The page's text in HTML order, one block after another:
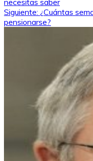
de
entradas
necesitas saber
Siguiente: ¿Cuántas
pensionarse?